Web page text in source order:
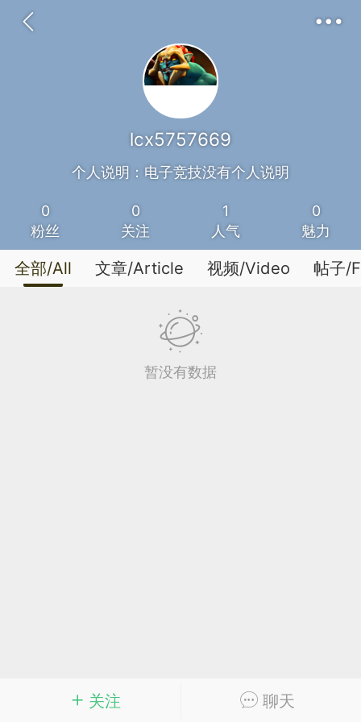
Feedback
全更新 7.41 / Completely updated
关注 聊天
lcx5757669
个人说明：电子竞技没有个人说明
0
粉丝
0
关注
1
人气
0
魅力
全部/All 文章/Article 视频/Video 帖子/
暂没有数据